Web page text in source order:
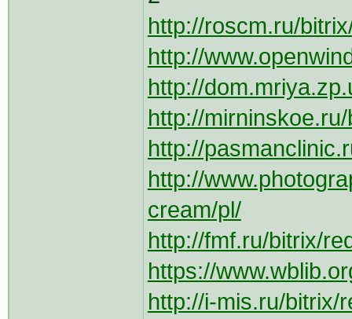
http://roscm.ru/
http://
http://
http://
http://
http://
cream/pl/
http://fmf.ru/bitrix/
https://
http://i-mis.ru/bitrix/